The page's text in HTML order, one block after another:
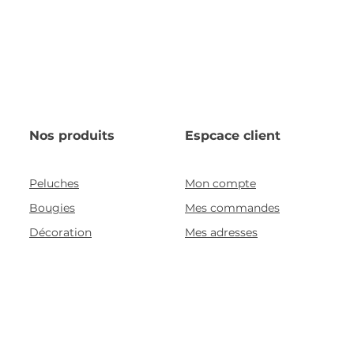
Nos produits
Peluches
Bougies
Décoration
Espcace client
Mon compte
Mes commandes
Mes adresses